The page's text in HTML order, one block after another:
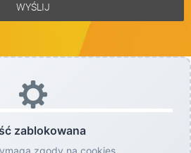
WYŚLIJ
zablokowana
zgody na cookies